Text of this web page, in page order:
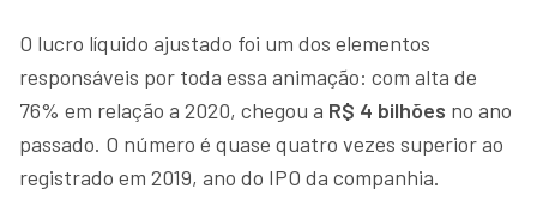
O lucro líquido ajustado foi um dos elementos
responsáveis por toda essa animação: com alta de
76% em relação a 2020, chegou a R$ 4 bilhões no ano
passado. O número é quase quatro vezes superior ao
registrado em 2019, ano do IPO da companhia.